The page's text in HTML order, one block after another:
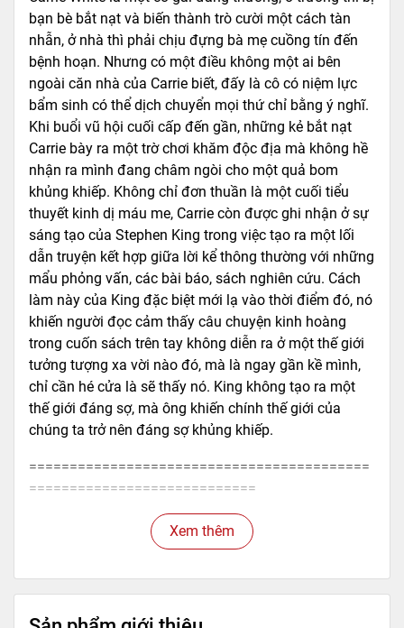
bạn bè bắt nạt và biến thành trò cười một cách tàn
nhẫn, ở nhà thì phải chịu đựng bà mẹ cuồng tín đến
bệnh hoạn. Nhưng có một điều không một ai bên
ngoài căn nhà của Carrie biết, đấy là cô có niệm lực
bẩm sinh có thể dịch chuyển mọi thứ chỉ bằng ý nghĩ.
Khi buổi vũ hội cuối cấp đến gần, những kẻ bắt nạt
Carrie bày ra một trờ chơi khăm độc địa mà không hề
nhận ra mình đang châm ngòi cho một quả bom
khủng khiếp. Không chỉ đơn thuần là một cuối tiểu
thuyết kinh dị máu me, Carrie còn được ghi nhận ở sự
sáng tạo của Stephen King trong việc tạo ra một lối
dẫn truyện kết hợp giữa lời kể thông thường với những
mẩu phỏng vấn, các bài báo, sách nghiên cứu. Cách
làm này của King đặc biệt mới lạ vào thời điểm đó, nó
khiến người đọc cảm thấy câu chuyện kinh hoàng
trong cuốn sách trên tay không diễn ra ở một thế giới
tưởng tượng xa vời nào đó, mà là ngay gần kề mình,
chỉ cần hé cửa là sẽ thấy nó. King không tạo ra một
thế giới đáng sợ, mà ông khiến chính thế giới của
chúng ta trở nên đáng sợ khủng khiếp.
==========================================
============================
8935235242494
Stephen King
NXB
Hội Nhà Văn
Kích thước bao bì20.5 x 14 x 1.5 cm
Xem thêm